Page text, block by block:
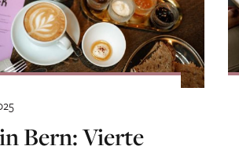
Bern: Vierte